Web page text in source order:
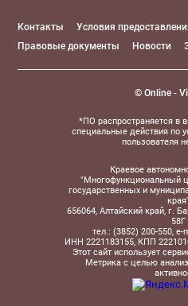
Контакты
Условия
Правовые документы
Новости
© Online -
*ПО распространяется в
специальные действия по
пользователя
Краевое
"Многофункциональный
государственных и
края"
656064, Алтайский край, г.
58Г
тел.: (3852) 200-550,
ИНН 2221183155, КПП
Этот сайт использует
Метрика с целью